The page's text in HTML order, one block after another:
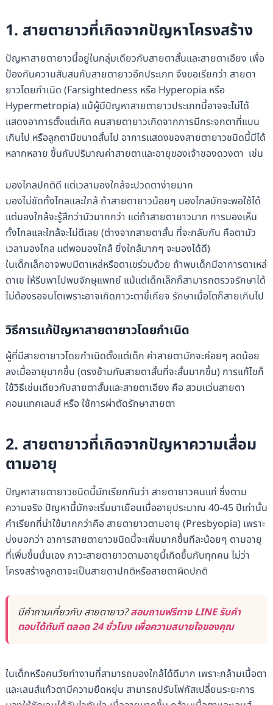
1. สายตายาวที่เกิดจากปัญหาโครงสร้าง
ปัญหาสายตายาวนี้อยู่ในกลุ่มเดียวกับสายตาสั้นและสายตาเอียง เพื่อ
ป้องกันความสับสนกับสายตายาวอีกประเภท จึงขอเรียกว่า สายตา
ยาวโดยกำเนิด (Farsightedness หรือ Hyperopia หรือ
Hypermetropia) แม้ผู้มีปัญหาสายตายาวประเภทนี้อาจจะไม่ได้
แสดงอาการตั้งแต่เกิด คนสายตายาวเกิดจากการมีกระจกตาที่แบน
เกินไป หรือลูกตามีขนาดสั้นไป อาการแสดงของสายตายาวชนิดนี้มีได้
หลากหลาย ขึ้นกับปริมาณค่าสายตาและอายุของเจ้าของดวงตา เช่น
มองไกลปกติดี แต่เวลามองใกล้จะปวดตาง่ายมาก
มองไม่ชัดทั้งไกลและใกล้ ถ้าสายตายาวน้อยๆ มองไกลมักจะพอใช้ได้
แต่มองใกล้จะรู้สึกว่ามัวมากกว่า แต่ถ้าสายตายาวมาก การมองเห็น
ทั้งไกลและใกล้จะไม่ดีเลย (ต่างจากสายตาสั้น ที่จะกลับกัน คือตามัว
เวลามองไกล แต่พอมองใกล้ ยิ่งใกล้มากๆ จะมองได้ดี)
ในเด็กเล็กอาจพบมีตาเหล่หรือตาเขร่วมด้วย ถ้าพบเด็กมีอาการตาเหล่
ตาเข ให้รีบพาไปพบจักษุแพทย์ แม้แต่เด็กเล็กก็สามารถตรวจรักษาได้
ไม่ต้องรอจนโตเพราะอาจเกิดภาวะตาขี้เกียจ รักษาเมื่อโตก็สายเกินไป
วิธีการแก้ปัญหาสายตายาวโดยกำเนิด
ผู้ที่มีสายตายาวโดยกำเนิดตั้งแต่เด็ก ค่าสายตามักจะค่อยๆ ลดน้อย
ลงเมื่ออายุมากขึ้น (ตรงข้ามกับสายตาสั้นที่จะสั้นมากขึ้น) การแก้ไขก็
ใช้วิธีเช่นเดียวกับสายตาสั้นและสายตาเอียง คือ สวมแว่นสายตา
คอนแทคเลนส์ หรือ ใช้การผ่าตัดรักษาสายตา
2. สายตายาวที่เกิดจากปัญหาความเสื่อม
ตามอายุ
ปัญหาสายตายาวชนิดนี้มักเรียกกันว่า สายตายาวคนแก่ ซึ่งตาม
ความจริง ปัญหานี้มักจะเริ่มมาเยือนเมื่ออายุประมาณ 40-45 ปีเท่านั้น
คำเรียกที่น่าใช้มากกว่าคือ สายตายาวตามอายุ (Presbyopia) เพราะ
บ่งบอกว่า อาการสายตายาวชนิดนี้จะเพิ่มมากขึ้นทีละน้อยๆ ตามอายุ
ที่เพิ่มขึ้นนั่นเอง ภาวะสายตายาวตามอายุนี้เกิดขึ้นกับทุกคน ไม่ว่า
โครงสร้างลูกตาจะเป็นสายตาปกติหรือสายตาผิดปกติ
มีคำถามเกี่ยวกับ สายตายาว?สอบถามฟรีทาง LINE รับคำ
ตอบได้ทันที ตลอด 24 ชั่วโมง เพื่อความสบายใจของคุณ
ในเด็กหรือคนวัยทำงานที่สามารถมองใกล้ได้ดีมาก เพราะกล้ามเนื้อตา
และเลนส์แก้วตามีความยืดหยุ่น สามารถปรับโฟกัสเปลี่ยนระยะการ